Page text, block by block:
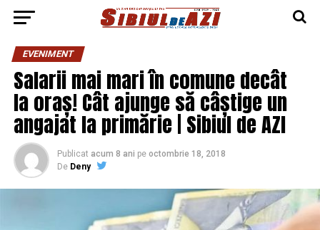
EVENIMENT
Salarii mai mari în comune decât
la oraș! Cât ajunge să câștige un
angajat la primărie | Sibiul de AZI
Publicat acum 8 ani pe octombrie 18, 2018
De Deny